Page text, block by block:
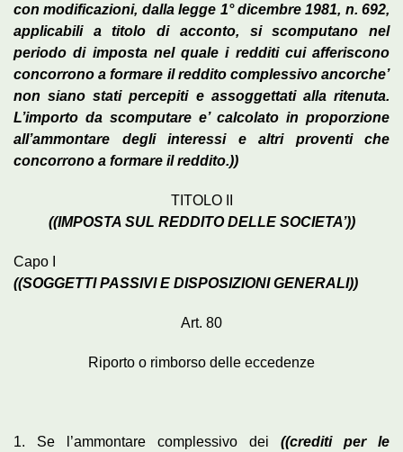
con modificazioni, dalla legge 1° dicembre 1981, n. 692,
applicabili a titolo di acconto, si scomputano nel
periodo di imposta nel quale i redditi cui afferiscono
concorrono a formare il reddito complessivo ancorche’
non siano stati percepiti e assoggettati alla ritenuta.
L’importo da scomputare e’ calcolato in proporzione
all’ammontare degli interessi e altri proventi che
concorrono a formare il reddito.))
TITOLO II
((IMPOSTA SUL REDDITO DELLE SOCIETA’))
Capo I
((SOGGETTI PASSIVI E DISPOSIZIONI GENERALI))
Art. 80
Riporto o rimborso delle eccedenze
1. Se l’ammontare complessivo dei ((crediti per le